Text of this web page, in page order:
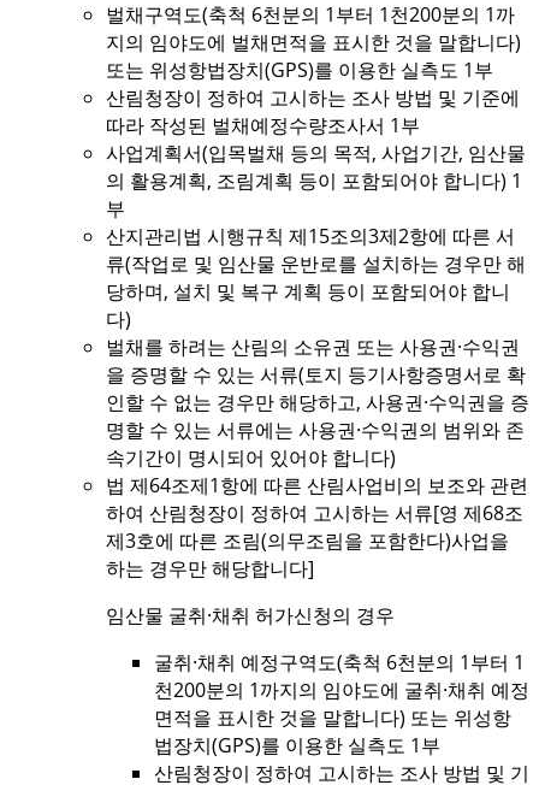
벌채구역도(축척 6천분의 1부터 1천200분의 1까
지의 임야도에 벌채면적을 표시한 것을 말합니다)
또는 위성항법장치(GPS)를 이용한 실측도 1부
산림청장이 정하여 고시하는 조사 방법 및 기준에
따라 작성된 벌채예정수량조사서 1부
사업계획서(입목벌채 등의 목적, 사업기간, 임산물
의 활용계획, 조림계획 등이 포함되어야 합니다) 1
부
산지관리법 시행규칙 제15조의3제2항에 따른 서
류(작업로 및 임산물 운반로를 설치하는 경우만 해
당하며, 설치 및 복구 계획 등이 포함되어야 합니
다)
벌채를 하려는 산림의 소유권 또는 사용권·수익권
을 증명할 수 있는 서류(토지 등기사항증명서로 확
인할 수 없는 경우만 해당하고, 사용권·수익권을 증
명할 수 있는 서류에는 사용권·수익권의 범위와 존
속기간이 명시되어 있어야 합니다)
법 제64조제1항에 따른 산림사업비의 보조와 관련
하여 산림청장이 정하여 고시하는 서류[영 제68조
제3호에 따른 조림(의무조림을 포함한다)사업을
하는 경우만 해당합니다]
임산물 굴취·채취 허가신청의 경우
굴취·채취 예정구역도(축척 6천분의 1부터 1
천200분의 1까지의 임야도에 굴취·채취 예정
면적을 표시한 것을 말합니다) 또는 위성항
법장치(GPS)를 이용한 실측도 1부
산림청장이 정하여 고시하는 조사 방법 및 기